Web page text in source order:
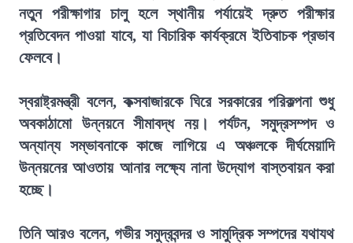
নতুন পরীক্ষাগার চালু হলে স্থানীয় পর্যায়েই দ্রুত পরীক্ষার
প্রতিবেদন পাওয়া যাবে, যা বিচারিক কার্যক্রমে ইতিবাচক প্রভাব
ফেলবে।
স্বরাষ্ট্রমন্ত্রী বলেন, কক্সবাজারকে ঘিরে সরকারের পরিকল্পনা শুধু
অবকাঠামো উন্নয়নে সীমাবদ্ধ নয়। পর্যটন, সমুদ্রসম্পদ ও
অন্যান্য সম্ভাবনাকে কাজে লাগিয়ে এ অঞ্চলকে দীর্ঘমেয়াদি
উন্নয়নের আওতায় আনার লক্ষ্যে নানা উদ্যোগ বাস্তবায়ন করা
হচ্ছে।
তিনি আরও বলেন, গভীর সমুদ্রবন্দর ও সামুদ্রিক সম্পদের যথাযথ